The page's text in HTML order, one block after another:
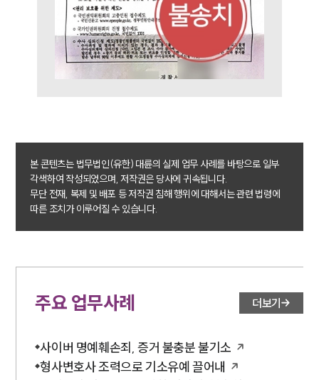
대륜법률상담예약
본 콘텐츠는 법무법인(유한) 대륜의 실제 업무 사례를 바탕으로 일부
각색하여 작성되었으며, 저작권은 당사에 귀속됩니다.
무단 전재, 복제 및 배포 등 저작권 침해 행위에 대해서는 관련 법령에
따른 조치가 이루어질 수 있습니다.
주요 업무사례 더보기
사이버 명예훼손죄, 증거 불충분 불기소
형사변호사 조력으로 기소유예 끌어내